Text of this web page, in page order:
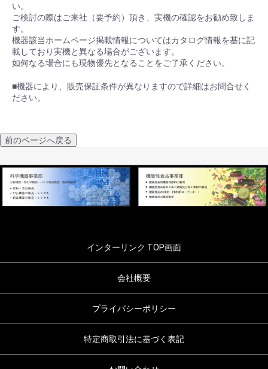
い。
ご検討の際はご来社（要予約）頂き、実機の確認をお勧め致しま
す。
機器該当ホームページ掲載情報についてはカタログ情報を基に記
載しており実機と異なる場合がございます。
如何なる場合にも現物優先となることをご了承ください。
■機器により、販売保証条件が異なりますので詳細はお問合せく
ださい。
前のページへ戻る
インターリンク TOP画面
会社概要
プライバシーポリシー
特定商取引法に基づく表記